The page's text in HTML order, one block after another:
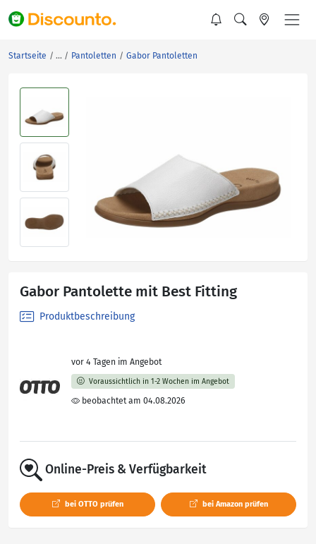
Startseite Pantoletten Gabor Pantoletten
Gabor Pantolette mit Best Fitting
Produktbeschreibung
vor 4 Tagen im Angebot
Voraussichtlich in 1-2 Wochen im Angebot
beobachtet am 04.08.2026
Online-Preis & Verfügbarkeit
bei OTTO prüfen bei Amazon prüfen